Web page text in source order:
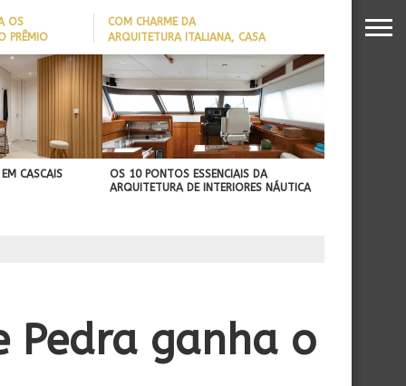
OS
PRÊMIO
DA
COM CHARME DA
ARQUITETURA ITALIANA, CASA
DE VILA COM 120M² GANHA
‘CARTÃO DE VISITAS’ COM
PAREDE DE TIJOLOS
APARENTES; CONFIRA
CASCAIS
OS 10 PONTOS ESSENCIAIS DA
ARQUITETURA DE INTERIORES NÁUTICA
Pedra ganha o